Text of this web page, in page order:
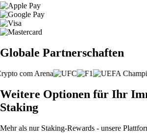
Globale Partnerschaften
Weitere Optionen für Ihr
Staking
Mehr als nur Staking-Rewards - unsere